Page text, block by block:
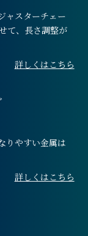
ャスターチェー
て、長さ調整が
詳しくはこちら
りやすい金属は
詳しくはこちら